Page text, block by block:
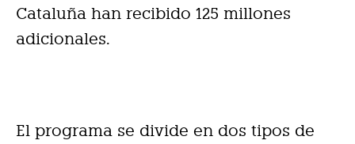
Cataluña han recibido 125 millones
adicionales.
El programa se divide en dos tipos de